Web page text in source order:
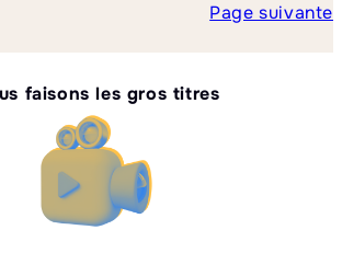
Page suivante
faisons les gros titres